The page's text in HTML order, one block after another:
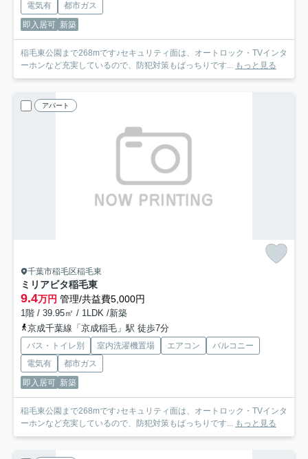
電気有
都市ガス
即入居可 新築
稲毛東公園まで268mです♪セキュリティ面は、オートロック・TVインタ
ーホンなど充実しているので、防犯対策もばっちりです... もっと見る
アパート
千葉市稲毛区稲毛東
ミリアビタ稲毛東
9.4万円 管理/共益費5,000円
1階 / 39.95㎡ / 1LDK /新築
京成千葉線「京成稲毛」駅 徒歩7分
バス・トイレ別 室内洗濯機置場 エアコン
バルコニー
電気有
都市ガス
即入居可 新築
稲毛東公園まで268mです♪セキュリティ面は、オートロック・TVインタ
ーホンなど充実しているので、防犯対策もばっちりです... もっと見る